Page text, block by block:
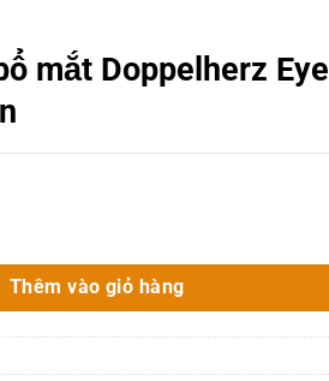
mắt Doppelherz Eye
Eye Vital 30 viên số lượng
Thêm vào giỏ hàng